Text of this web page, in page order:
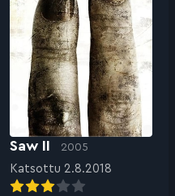
Saw II 2005
Katsottu 2.8.2018